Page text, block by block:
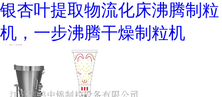
银杏叶提取物流化床沸腾制粒
机，一步沸腾干燥制粒机